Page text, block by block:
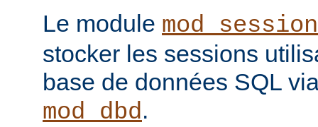
Le module
stocker les sessions
base de données SQL
mod_dbd.